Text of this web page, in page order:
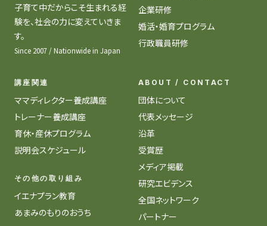
子育て中だからこそ生まれる経
験を、社会の力に変えていきま
す。
Since 2007 / Nationwide in Japan
企業研修
婚活・婚育プログラム
行政職員研修
講座関連
ママディレクター養成講座
トレーナー養成講座
育休・産休プログラム
説明会スケジュール
その他の取り組み
イエナプラン教育
あまみのもりのおうち
ABOUT / CONTACT
団体について
代表メッセージ
沿革
受賞歴
メディア掲載
研究エビデンス
全国ネットワーク
パートナー